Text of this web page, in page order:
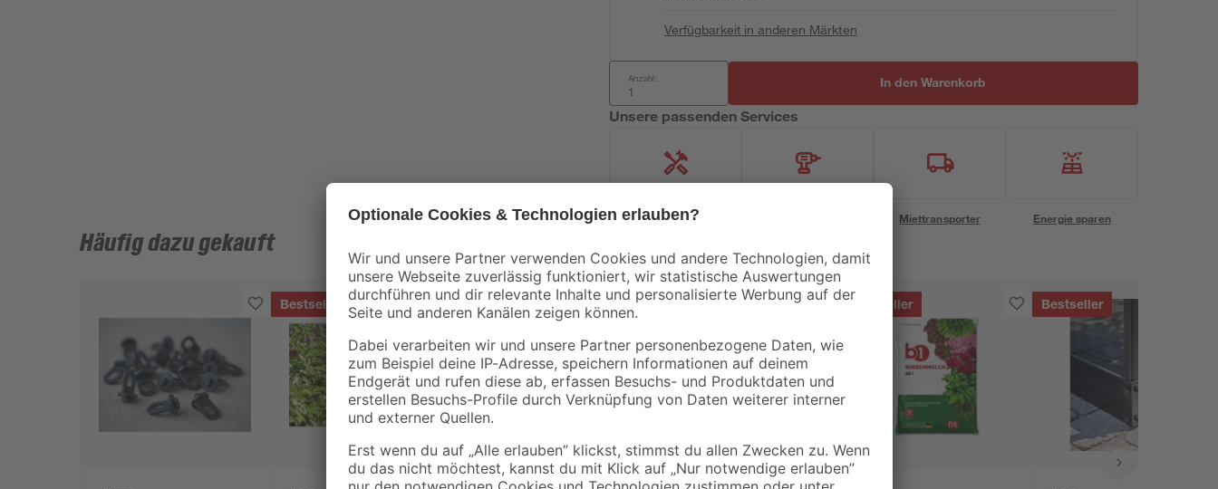
Verfügbarkeit in anderen Märkten
Anzahl: In den Warenkorb
Unsere passenden Services
Handwerksservice Miettransporter Energie sparen
Häufig dazu gekauft
Bestseller Bestseller
Aktion
Bestseller Bestseller